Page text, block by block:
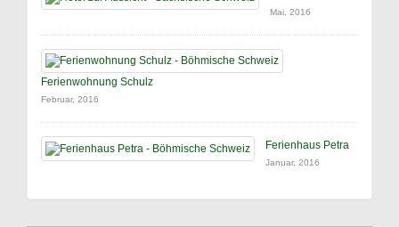
Mai, 2016
Ferienwohnung Schulz
Februar, 2016
Ferienhaus Petra
Januar, 2016